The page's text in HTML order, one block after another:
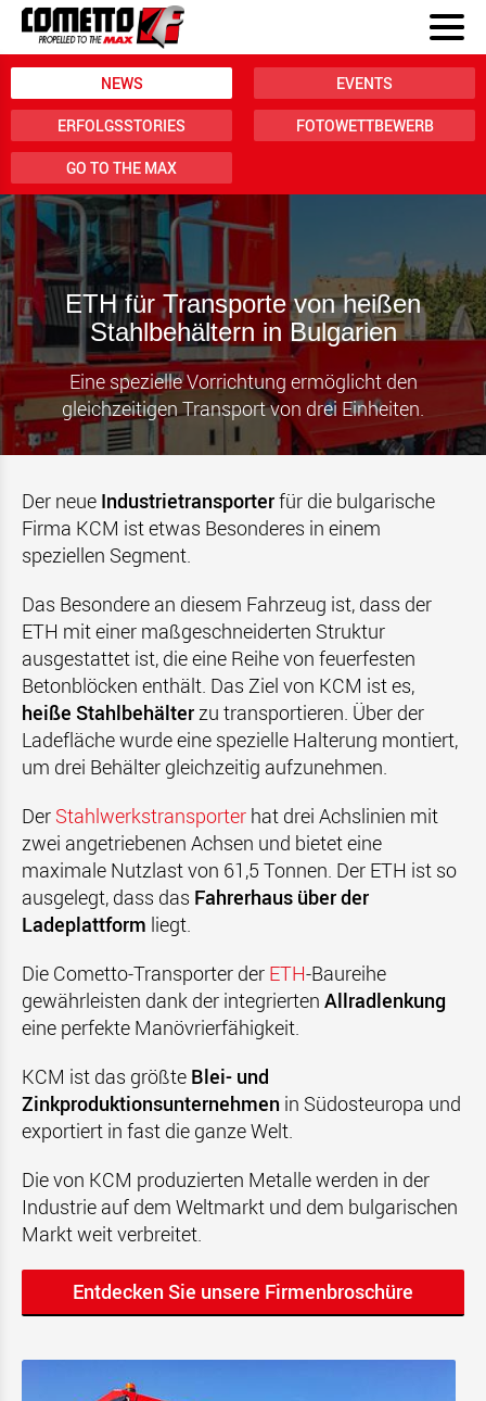
NEWS EVENTS
ERFOLGSSTORIES FOTOWETTBEWERB
GO TO THE MAX
ETH für Transporte von heißen
Stahlbehältern in Bulgarien
Eine spezielle Vorrichtung ermöglicht den
gleichzeitigen Transport von drei Einheiten.
Der neue Industrietransporterfür die bulgarische
Firma KCM ist etwas Besonderes in einem
speziellen Segment.
Das Besondere an diesem Fahrzeug ist, dass der
ETH mit einer maßgeschneiderten Struktur
ausgestattet ist, die eine Reihe von feuerfesten
Betonblöcken enthält. Das Ziel von KCM ist es,
heiße Stahlbehälterzu transportieren. Über der
Ladefläche wurde eine spezielle Halterung montiert,
um drei Behälter gleichzeitig aufzunehmen.
Der Stahlwerkstransporter hat drei Achslinien mit
zwei angetriebenen Achsen und bietet eine
maximale Nutzlast von 61,5 Tonnen. Der ETH ist so
ausgelegt, dass das Fahrerhaus über der
Ladeplattform liegt.
Die Cometto-Transporter der ETH-Baureihe
gewährleisten dank der integrierten Allradlenkung
eine perfekte Manövrierfähigkeit.
KCM ist das größte Blei- und
Zinkproduktionsunternehmen in Südosteuropa und
exportiert in fast die ganze Welt.
Die von KCM produzierten Metalle werden in der
Industrie auf dem Weltmarkt und dem bulgarischen
Markt weit verbreitet.
Entdecken Sie unsere Firmenbroschüre